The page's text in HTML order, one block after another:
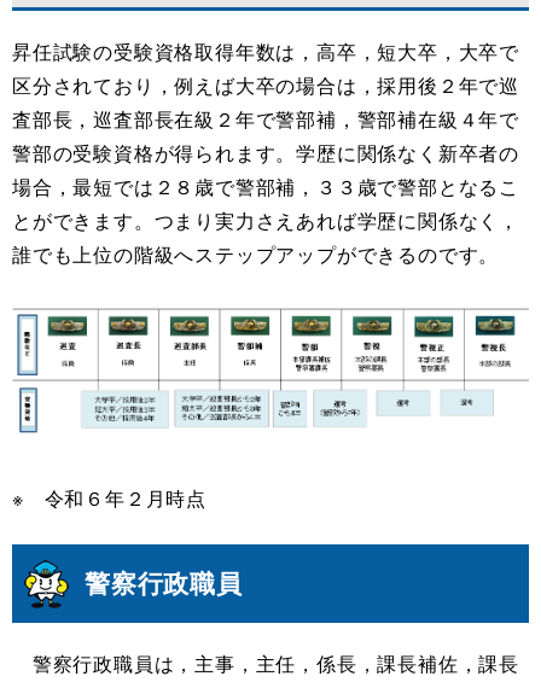
昇任試験の受験資格取得年数は，高卒，短大卒，大卒で
区分されており，例えば大卒の場合は，採用後２年で巡
査部長，巡査部長在級２年で警部補，警部補在級４年で
警部の受験資格が得られます。学歴に関係なく新卒者の
場合，最短では２８歳で警部補，３３歳で警部となるこ
とができます。つまり実力さえあれば学歴に関係なく，
誰でも上位の階級へステップアップができるのです。
※ 令和６年２月時点
警察行政職員
警察行政職員は，主事，主任，係長，課長補佐，課長